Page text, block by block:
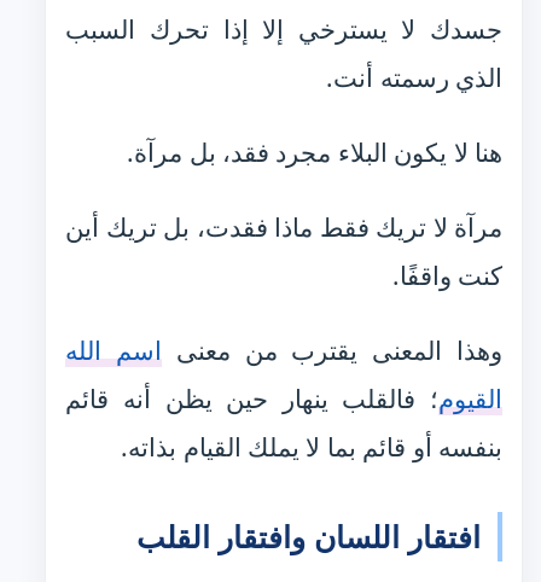
جسدك لا يسترخي إلا إذا تحرك السبب
الذي رسمته أنت.
هنا لا يكون البلاء مجرد فقد، بل مرآة.
مرآة لا تريك فقط ماذا فقدت، بل تريك أين
كنت واقفًا.
وهذا المعنى يقترب من معنى اسم الله
القيوم؛ فالقلب ينهار حين يظن أنه قائم
بنفسه أو قائم بما لا يملك القيام بذاته.
افتقار اللسان وافتقار القلب